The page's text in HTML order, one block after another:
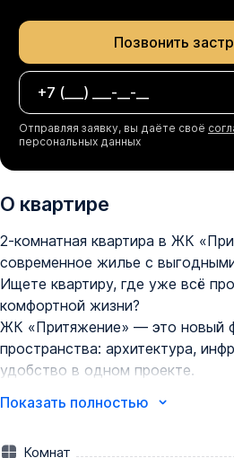
Позвонить
Отправляя заявку, вы даёте своё
персональных данных
О квартире
2-комнатная квартира в ЖК
современное жилье с
Ищете квартиру, где уже всё
комфортной жизни?
ЖК «Притяжение» — это новый
пространства: архитектура,
удобство в одном проекте.
— Семейная ипотека 6% на весь
Показать полностью
Комнат